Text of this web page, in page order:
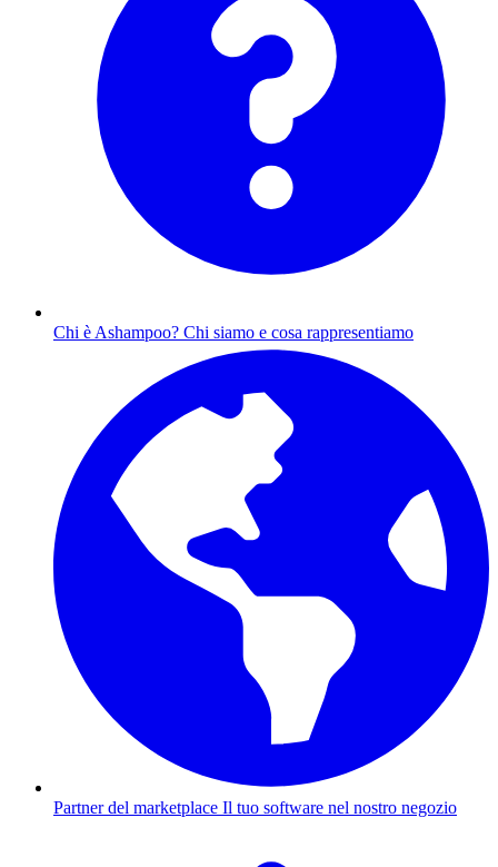
Chi è Ashampoo? Chi siamo e cosa rappresentiamo
Partner del marketplace Il tuo software nel nostro negozio